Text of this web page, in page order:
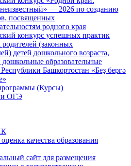
— 2026 по созданию
посвященных
родного края
конкурс успешных практик
(законных
детей дошкольного возраста,
образовательные
Башкортостан «Беҙ бергә
(Курсы)
и ОГЭ
качества образования
сайт для размещения